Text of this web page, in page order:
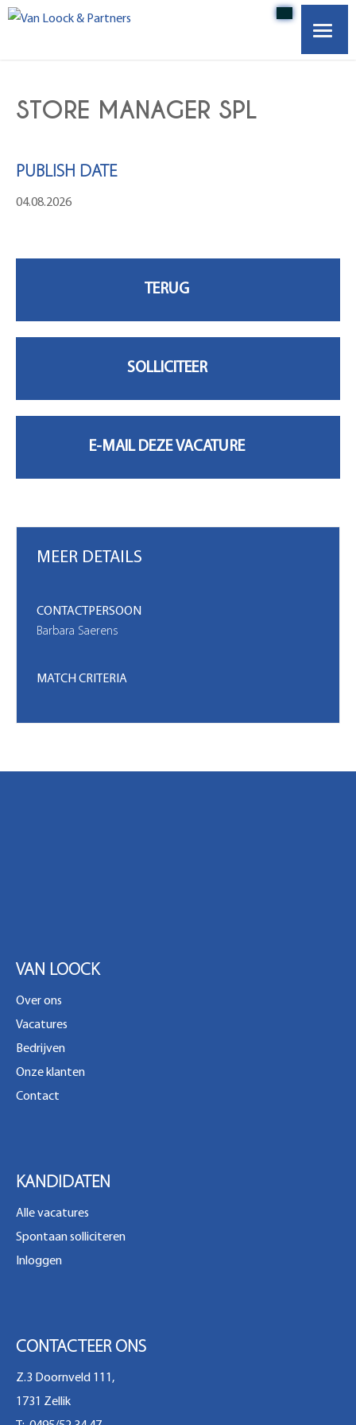
VACATURES
CONTACT
STORE MANAGER SPL
PUBLISH DATE
04.08.2026
MEER DETAILS
CONTACTPERSOON
Barbara Saerens
MATCH CRITERIA
VAN LOOCK
Over ons
Vacatures
Bedrijven
Onze klanten
Contact
KANDIDATEN
Alle vacatures
Spontaan solliciteren
Inloggen
CONTACTEER ONS
Z.3 Doornveld 111,
1731 Zellik